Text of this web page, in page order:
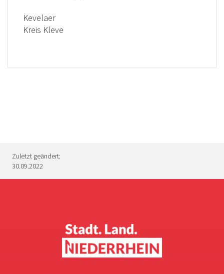
Kevelaer
Kreis Kleve
Zuletzt geändert:
30.09.2022